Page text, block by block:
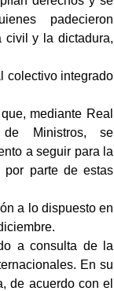
padecieron
civil y la dictadura,
colectivo integrado
mediante Real
Ministros, se
a seguir para la
por parte de estas
a lo dispuesto en
a consulta de la
En su
de acuerdo con el